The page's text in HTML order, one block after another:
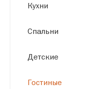
Кухни
Спальни
Детские
Гостиные